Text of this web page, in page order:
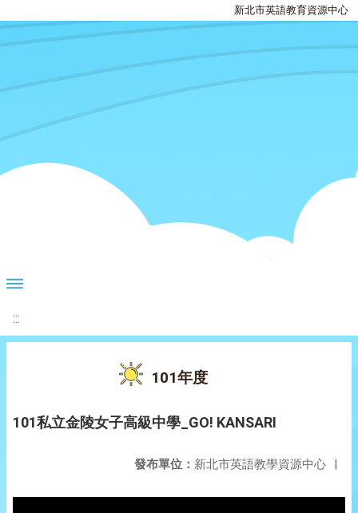
新北市英語教育資源中心
:::
101年度
101私立金陵女子高級中學_GO! KANSARI
發布單位： 新北市英語教學資源中心 |